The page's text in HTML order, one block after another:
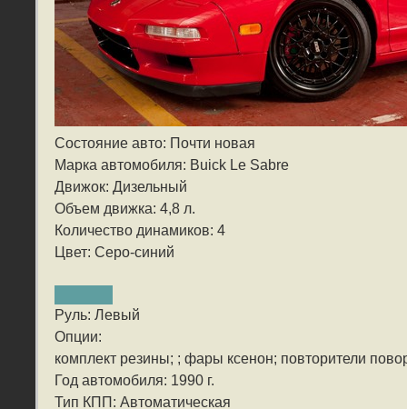
Состояние авто: Почти новая
Марка автомобиля: Buick Le Sabre
Движок: Дизельный
Объем движка: 4,8 л.
Количество динамиков: 4
Цвет: Серо-синий
Руль: Левый
Опции:
комплект резины; ; фары ксенон; повторители
Год автомобиля: 1990 г.
Тип КПП: Автоматическая